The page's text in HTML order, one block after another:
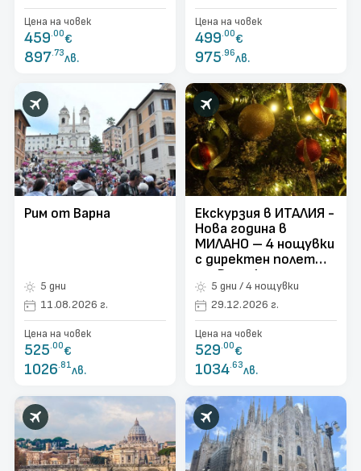
директен полет от
Варна
Цена на човек
459 .00€
897.73лв.
Цена на човек
499 .00€
975 .96лв.
Рим от Варна
5 дни
11.08.2026 г.
Цена на човек
525.00€
1026.81лв.
Екскурзия в ИТАЛИЯ -
Нова година в
МИЛАНО – 4 нощувки
с директен полет
от Варна!
5 дни / 4 нощувки
29.12.2026 г.
Цена на човек
529.00€
1034.63лв.